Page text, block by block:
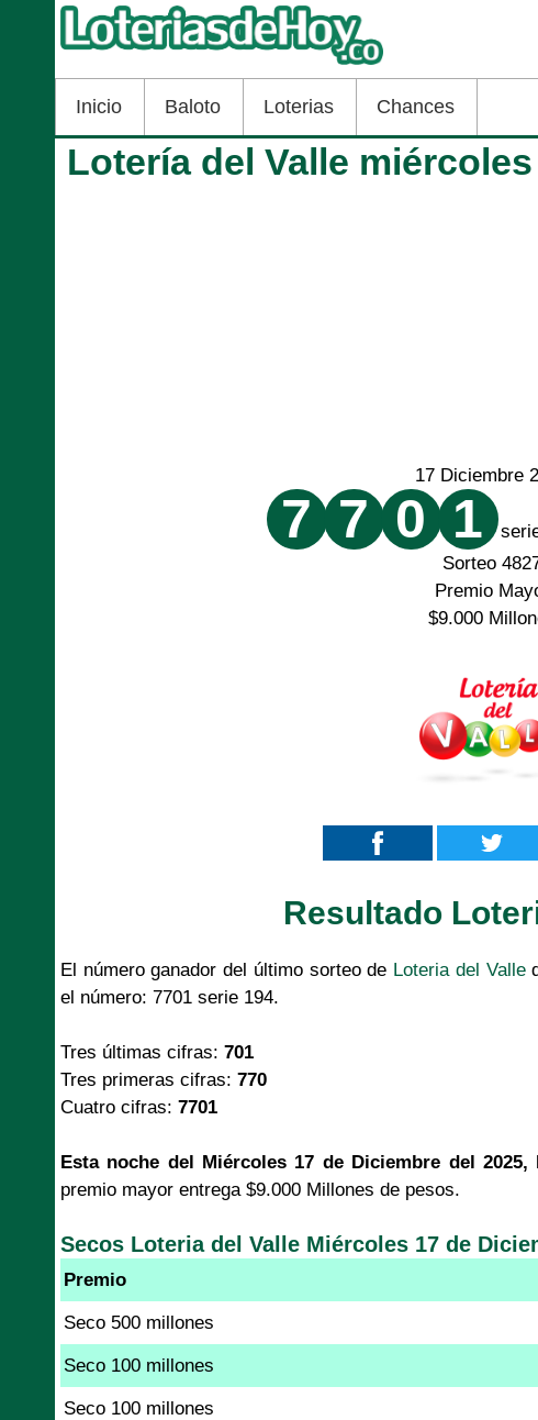
Inicio Baloto Loterias Chances
Lotería del Valle
17 Diciembre
7 7 0 1
Sorteo
Premio
$9.000
Resultado
El número ganador del último sorteo de Loteria del Valle
el número: 7701 serie 194.
Tres últimas cifras: 701
Tres primeras cifras: 770
Cuatro cifras: 7701
Esta noche del Miércoles 17 de Diciembre del 2025,
premio mayor entrega $9.000 Millones de pesos.
Secos Loteria del Valle Miércoles 17 de
Premio
Seco 500 millones
Seco 100 millones
Seco 100 millones